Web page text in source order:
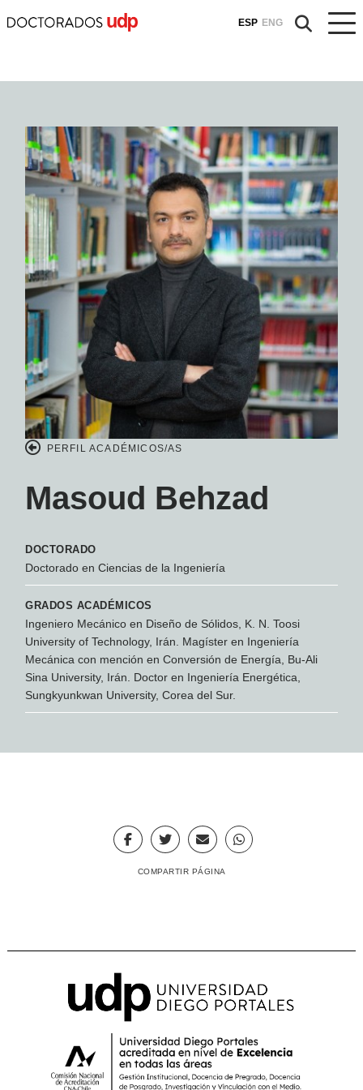
ESP ENG
PERFIL ACADÉMICOS/AS
Masoud Behzad
DOCTORADO
Doctorado en Ciencias de la Ingeniería
GRADOS ACADÉMICOS
Ingeniero Mecánico en Diseño de Sólidos, K. N. Toosi
University of Technology, Irán. Magíster en Ingeniería
Mecánica con mención en Conversión de Energía, Bu-Ali
Sina University, Irán. Doctor en Ingeniería Energética,
Sungkyunkwan University, Corea del Sur.
COMPARTIR PÁGINA